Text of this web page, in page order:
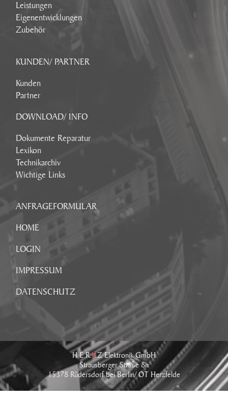
Leistungen
Eigenentwicklungen
Zubehör
KUNDEN/ PARTNER
Kunden
Partner
DOWNLOAD/ INFO
Dokumente Reparatur
Lexikon
Technikarchiv
Wichtige Links
ANFRAGEFORMULAR
HOME
LOGIN
IMPRESSUM
DATENSCHUTZ
H.E.R.T.Z Elektronik GmbH
Strausberger Straße 8h
15378 Rüdersdorf bei Berlin/ OT Herzfelde